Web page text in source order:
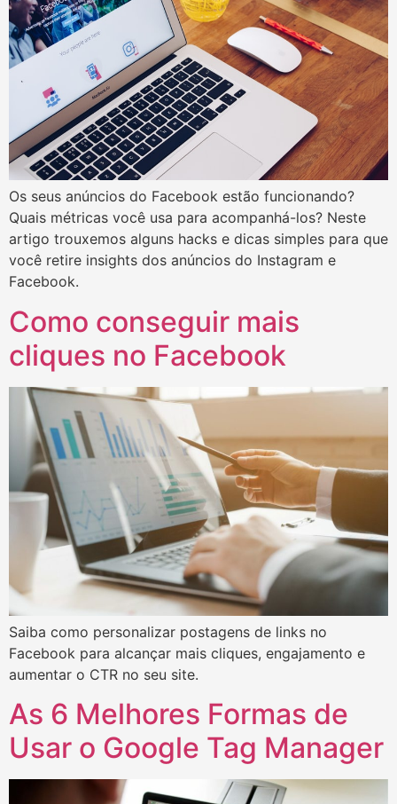
Os seus anúncios do Facebook estão funcionando?
Quais métricas você usa para acompanhá-los? Neste
artigo trouxemos alguns hacks e dicas simples para que
você retire insights dos anúncios do Instagram e
Facebook.
Como conseguir mais
cliques no Facebook
Saiba como personalizar postagens de links no
Facebook para alcançar mais cliques, engajamento e
aumentar o CTR no seu site.
As 6 Melhores Formas de
Usar o Google Tag Manager